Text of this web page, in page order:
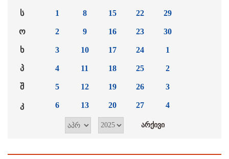
ს
ო
ხ
პ
შ
კ
1
2
3
4
5
6
8
9
10
11
12
13
15
16
17
18
19
20
22
23
24
25
26
27
29
30
1
2
3
4